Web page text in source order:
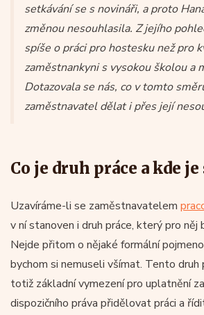
setkávání se s novináři, a proto
změnou nesouhlasila. Z jejího
spíše o práci pro hostesku než pro
zaměstnankyni s vysokou školou a
Dotazovala se nás, co v tomto
zaměstnavatel dělat i přes její
Co je druh práce a kde
Uzavíráme-li se zaměstnavatelem
v ní stanoven i druh práce, který pro něj
Nejde přitom o nějaké formální
bychom si nemuseli všímat. Tento druh
totiž základní vymezení pro uplatnění
dispozičního práva přidělovat práci a